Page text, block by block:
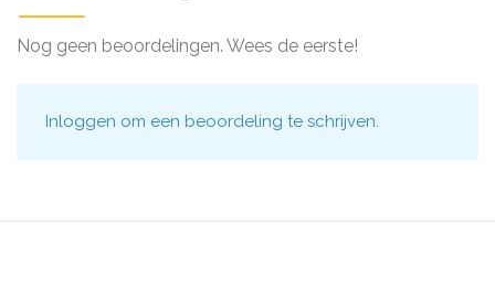
Nog geen beoordelingen. Wees de eerste!
Inloggen om een beoordeling te schrijven.